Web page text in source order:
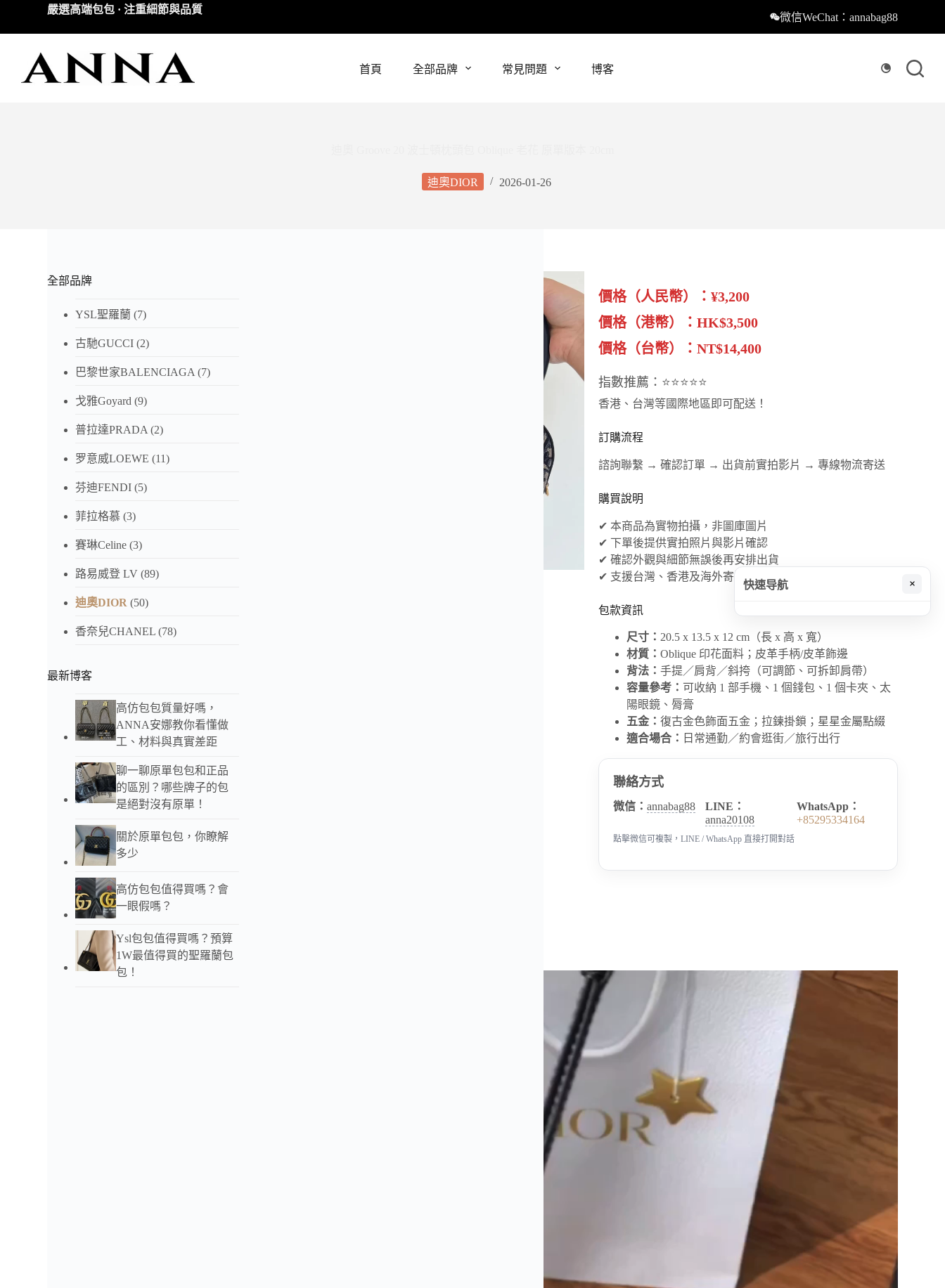
至
內
嚴選高端包包 · 注重細節與品質
微信WeChat：annabag88
首頁 全部品牌 常見問題 博客
迪奧DIOR 2026-01-26
價格（人民幣）：¥3,200
價格（港幣）：HK$3,500
價格（台幣）：NT$14,400
指數推薦：⭐⭐⭐⭐⭐
香港、台灣等國際地區即可配送！
訂購流程
諮詢聯繫 → 確認訂單 → 出貨前實拍影片 → 專線物流寄送
購買說明
✔ 本商品為實物拍攝，非圖庫圖片
✔ 下單後提供實拍照片與影片確認
✔ 確認外觀與細節無誤後再安排出貨
✔ 支援台灣、香港及海外寄送
包款資訊
尺寸： 20.5 x 13.5 x 12 cm（長 x 高 x 寬）
材質：Oblique 印花面料；皮革手柄/皮革飾邊
背法：手提／肩背／斜挎（可調節、可拆卸肩帶）
容量參考： 可收納 1 部手機、1 個錢包、1 個卡夾、太
陽眼鏡、脣膏
五金：復古金色飾面五金；拉鍊掛鎖；星星金屬點綴
適合場合： 日常通勤／約會逛街／旅行出行
聯絡方式
微信：annabag88
LINE：
anna20108
WhatsApp：
+85295334164
點擊微信可複製，LINE / WhatsApp 直接打開對話
全部品牌
YSL聖羅蘭 (7)
古馳GUCCI (2)
巴黎世家BALENCIAGA (7)
戈雅Goyard (9)
普拉達PRADA (2)
罗意威LOEWE (11)
芬迪FENDI (5)
菲拉格慕 (3)
賽琳Celine (3)
路易威登 LV (89)
迪奧DIOR (50)
香奈兒CHANEL (78)
最新博客
高仿包包質量好嗎，
ANNA安娜教你看懂做
工、材料與真實差距
聊一聊原單包包和正品
的區別？哪些牌子的包
是絕對沒有原單！
關於原單包包，你瞭解
多少
高仿包包值得買嗎？會
一眼假嗎？
Ysl包包值得買嗎？預算
1W最值得買的聖羅蘭包
包！
快速导航 ×